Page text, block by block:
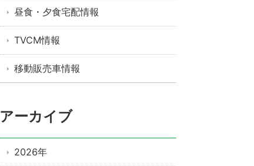
昼食・夕食宅配情報
TVCM情報
移動販売車情報
アーカイブ
2026年